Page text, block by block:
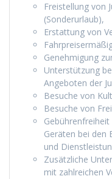
Freis­tel­lung von
(Son­derurlaub),
Erstat­tung von
Genehmi­gung
Unter­stützung
Ange­boten der
Besuche von
Besuche von
Geräten bei den
und
Zusät­zliche
mit zahlre­ichen